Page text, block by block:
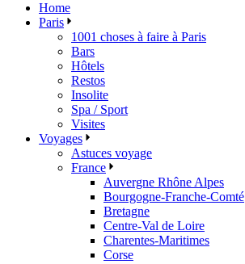
Home
Paris
1001 choses à faire à Paris
Bars
Hôtels
Restos
Insolite
Spa / Sport
Visites
Voyages
Astuces voyage
France
Auvergne Rhône Alpes
Bourgogne-Franche-Comté
Bretagne
Centre-Val de Loire
Charentes-Maritimes
Corse